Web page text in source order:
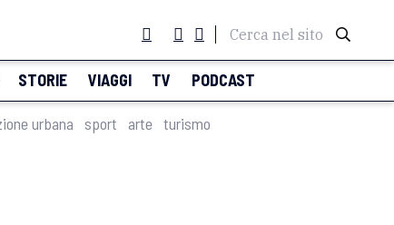
Cerca nel sito
STORIE VIAGGI TV PODCAST
urbana sport arte turismo